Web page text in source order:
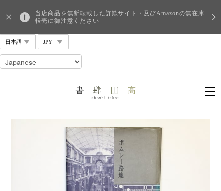
当店商品を無断転載した詐欺サイト・及びAmazonの無在庫
転売に御注意ください